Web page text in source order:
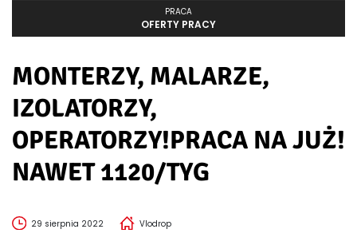
PRACA
OFERTY PRACY
MONTERZY, MALARZE,
IZOLATORZY,
OPERATORZY!PRACA NA JUŻ!
NAWET 1120/TYG
29 sierpnia 2022 Vlodrop